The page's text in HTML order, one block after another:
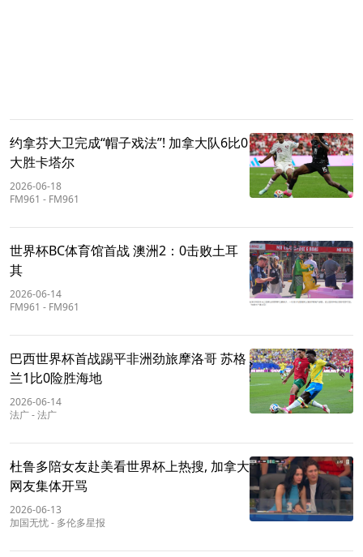
约拿芬大卫完成“帽子戏法”! 加拿大队6比0
大胜卡塔尔
2026-06-18
FM961 - FM961
世界杯BC体育馆首战 澳洲2：0击败土耳
其
2026-06-14
FM961 - FM961
巴西世界杯首战踢平非洲劲旅摩洛哥 苏格
兰1比0险胜海地
2026-06-14
法广-法广
杜鲁多陪女友赴美看世界杯上热搜, 加拿大
网友集体开骂
2026-06-13
加国无忧- 多伦多星报